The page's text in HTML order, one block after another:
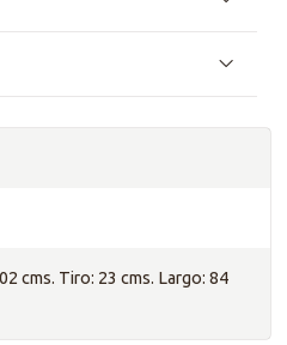
cms. Tiro: 23 cms. Largo: 84